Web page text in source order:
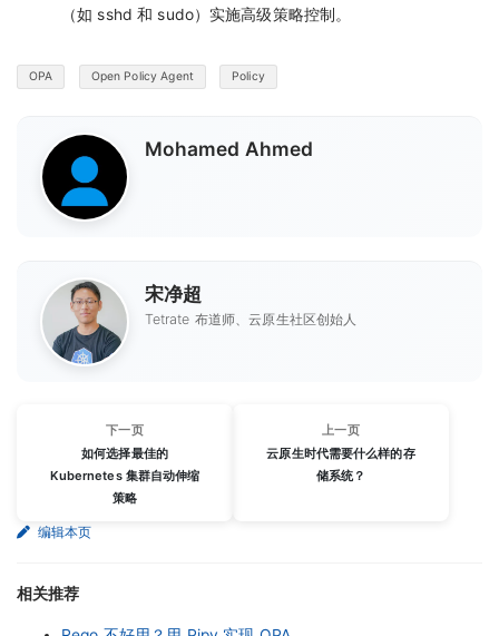
（如 sshd 和 sudo）实施高级策略控制。
OPA Open Policy Agent Policy
Mohamed Ahmed
宋净超
Tetrate 布道师、云原生社区创始人
下一页
如何选择最佳的
Kubernetes 集群自动伸缩
策略
上一页
云原生时代需要什么样的存
储系统？
编辑本页
相关推荐